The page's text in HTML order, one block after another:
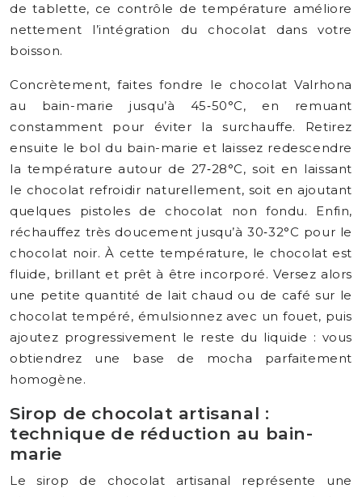
de tablette, ce contrôle de température améliore
nettement l’intégration du chocolat dans votre
boisson.
Concrètement, faites fondre le chocolat Valrhona
au bain-marie jusqu’à 45‑50°C, en remuant
constamment pour éviter la surchauffe. Retirez
ensuite le bol du bain-marie et laissez redescendre
la température autour de 27‑28°C, soit en laissant
le chocolat refroidir naturellement, soit en ajoutant
quelques pistoles de chocolat non fondu. Enfin,
réchauffez très doucement jusqu’à 30‑32°C pour le
chocolat noir. À cette température, le chocolat est
fluide, brillant et prêt à être incorporé. Versez alors
une petite quantité de lait chaud ou de café sur le
chocolat tempéré, émulsionnez avec un fouet, puis
ajoutez progressivement le reste du liquide : vous
obtiendrez une base de mocha parfaitement
homogène.
Sirop de chocolat artisanal :
technique de réduction au bain-
marie
Le sirop de chocolat artisanal représente une